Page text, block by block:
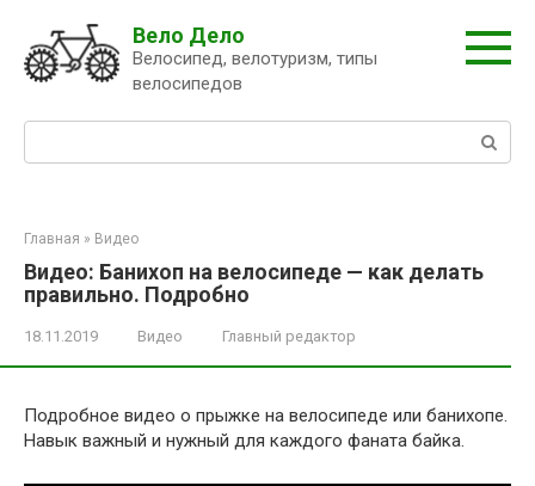
контенту
Вело Дело
Велосипед, велотуризм, типы
велосипедов
Главная » Видео
Видео: Банихоп на велосипеде — как делать
правильно. Подробно
18.11.2019 Видео Главный редактор
Подробное видео о прыжке на велосипеде или банихопе.
Навык важный и нужный для каждого фаната байка.